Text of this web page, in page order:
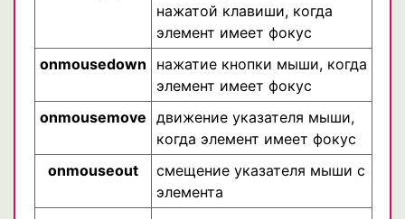
нажатой клавиши, когда
элемент имеет фокус
onmousedown
нажатие кнопки мыши, когда
элемент имеет фокус
onmousemove движение указателя мыши,
когда элемент имеет фокус
onmouseout
смещение указателя мыши с
элемента